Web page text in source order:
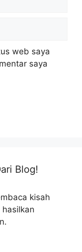
web saya
saya
Blog!
kisah